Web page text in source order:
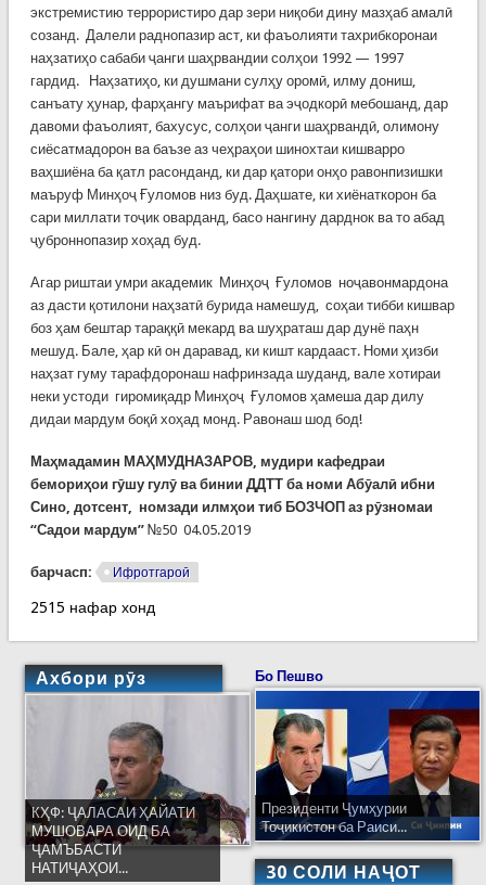
экстремистию террористиро дар зери ниқоби дину мазҳаб амалӣ
созанд. Далели раднопазир аст, ки фаъолияти тахрибкоронаи
наҳзатиҳо сабаби ҷанги шаҳрвандии солҳои 1992 — 1997
гардид. Наҳзатиҳо, ки душмани сулҳу оромӣ, илму дониш,
санъату ҳунар, фарҳангу маърифат ва эҷодкорӣ мебошанд, дар
давоми фаъолият, бахусус, солҳои ҷанги шаҳрвандӣ, олимону
сиёсатмадорон ва баъзе аз чеҳраҳои шинохтаи кишварро
ваҳшиёна ба қатл расонданд, ки дар қатори онҳо равонпизишки
маъруф Минҳоҷ Ғуломов низ буд. Даҳшате, ки хиёнаткорон ба
сари миллати тоҷик оварданд, басо нангину дарднок ва то абад
ҷуброннопазир хоҳад буд.
Агар риштаи умри академик Минҳоҷ Ғуломов ноҷавонмардона
аз дасти қотилони наҳзатӣ бурида намешуд, соҳаи тибби кишвар
боз ҳам бештар тараққӣ мекард ва шуҳраташ дар дунё паҳн
мешуд. Бале, ҳар кӣ он даравад, ки кишт кардааст. Номи ҳизби
наҳзат гуму тарафдоронаш нафринзада шуданд, вале хотираи
неки устоди гиромиқадр Минҳоҷ Ғуломов ҳамеша дар дилу
дидаи мардум боқӣ хоҳад монд. Равонаш шод бод!
Маҳмадамин МАҲМУДНАЗАРОВ, мудири кафедраи
бемориҳои гӯшу гулӯ ва бинии ДДТТ ба номи Абӯалӣ ибни
Сино, дотсент, номзади илмҳои тиб БОЗЧОП аз рӯзномаи
“Садои мардум” №50 04.05.2019
барчасп: Ифротгароӣ
2515 нафар хонд
Ахбори рӯз
КҲФ: ҶАЛАСАИ ҲАЙАТИ
МУШОВАРА ОИД БА
ҶАМЪБАСТИ
НАТИҶАҲОИ...
Бо Пешво
Президенти Ҷумҳурии
Тоҷикистон ба Раиси...
30 СОЛИ НАҶОТ